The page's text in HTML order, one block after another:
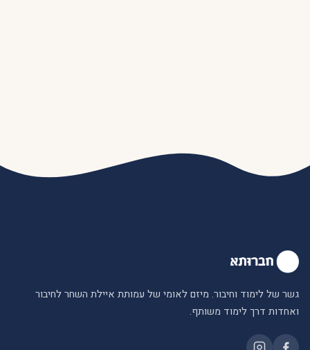
גשר של לימוד וחיבור. מיזם לאומי של עמותת איילת השחר לחיבור
ואחדות דרך לימוד משותף.